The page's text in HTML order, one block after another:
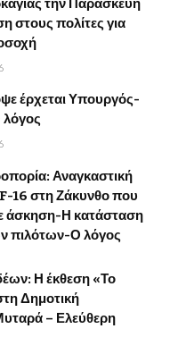
την Παρασκευή
στους πολίτες για
έρχεται Υπουργός-
λόγος
Αναγκαστική
16 στη Ζάκυνθο που
άσκηση-Η κατάσταση
πιλότων-Ο λόγος
Η έκθεση «Το
Δημοτική
– Ελεύθερη